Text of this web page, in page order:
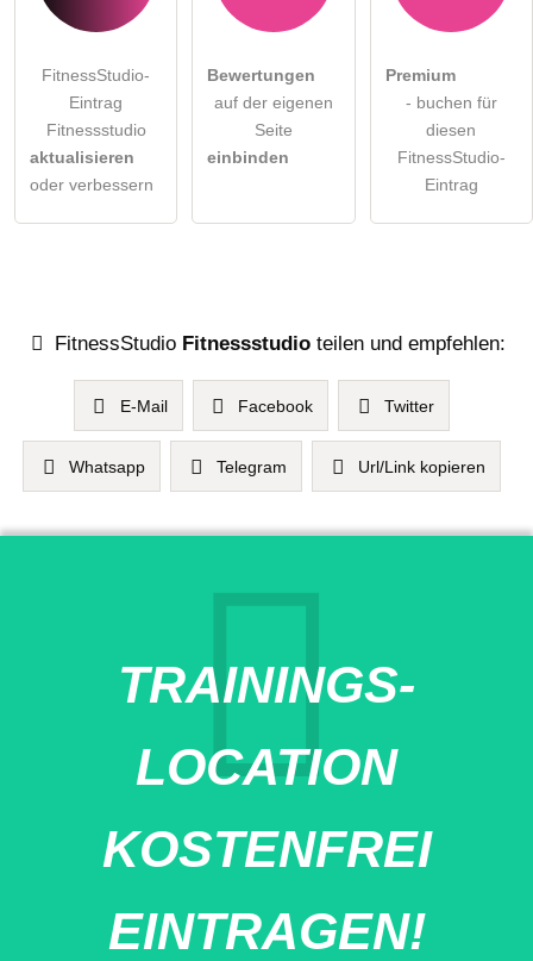
FitnessStudio-
Eintrag
Fitnessstudio
aktualisieren
oder verbessern
Bewertungen
auf der eigenen
Seite
einbinden
Premium
- buchen für
diesen
FitnessStudio-
Eintrag
FitnessStudio Fitnessstudio teilen und empfehlen:
E-Mail Facebook Twitter
Whatsapp Telegram Url/Link kopieren
TRAININGS-
LOCATION
KOSTENFREI
EINTRAGEN!